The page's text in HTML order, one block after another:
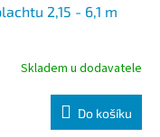
2,15 - 6,1 m
Skladem u dodavatele
Do košíku